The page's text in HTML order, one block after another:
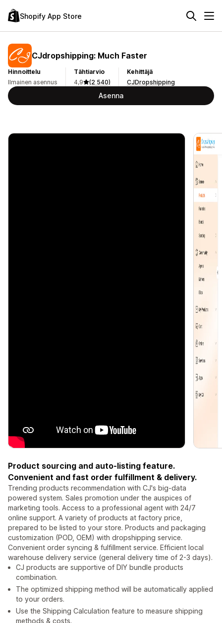
Shopify App Store
CJdropshipping: Much Faster
Hinnoittelu
Ilmainen asennus
Tähtiarvio
4,9
(2 540)
Kehittäjä
CJDropshipping
Asenna
Product sourcing and auto-listing feature.
Convenient and fast order fulfillment & delivery.
Trending products recommendation with CJ's big-data
powered system. Sales promotion under the auspices of
marketing tools. Access to a professional agent with 24/7
online support. A variety of products at factory price,
prepared to be listed to your store. Products and packaging
customization (POD, OEM) with dropshipping service.
Convenient order syncing & fulfillment service. Efficient local
warehouse delivery service (general delivery time of 2-3 days).
CJ products are supportive of DIY bundle products
combination.
The optimized shipping method will be automatically applied
to your orders.
Use the Shipping Calculation feature to measure shipping
methods & costs.